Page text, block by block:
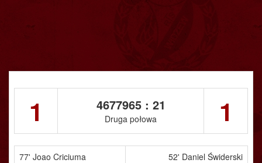
1 4677965 : 22
Druga połowa 1
77' Joao Criciuma 52' Daniel Świderski